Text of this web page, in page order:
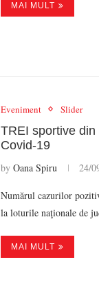
MAI MULT
Eveniment Slider
TREI sportive
Covid-19
by Oana Spiru 24/
Numărul cazurilor
la loturile naţionale de
MAI MULT